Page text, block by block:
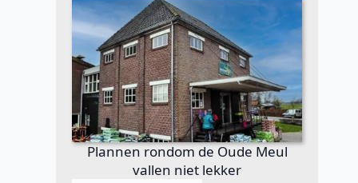
Plannen rondom de Oude Meul
vallen niet lekker